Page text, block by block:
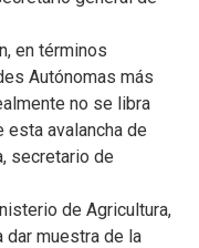
en términos
Autónomas más
no se libra
esta avalancha de
secretario de
de Agricultura,
dar muestra de la